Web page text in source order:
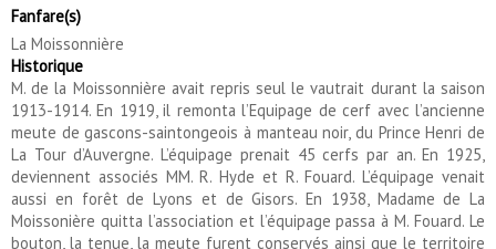
Fanfare(s)
La Moissonnière
Historique
M. de la Moissonnière avait repris seul le vautrait durant la saison
1913-1914. En 1919, il remonta l’Equipage de cerf avec l’ancienne
meute de gascons-saintongeois à manteau noir, du Prince Henri de
La Tour d’Auvergne. L’équipage prenait 45 cerfs par an. En 1925,
deviennent associés MM. R. Hyde et R. Fouard. L’équipage venait
aussi en forêt de Lyons et de Gisors. En 1938, Madame de La
Moissonière quitta l’association et l’équipage passa à M. Fouard. Le
bouton, la tenue, la meute furent conservés ainsi que le territoire